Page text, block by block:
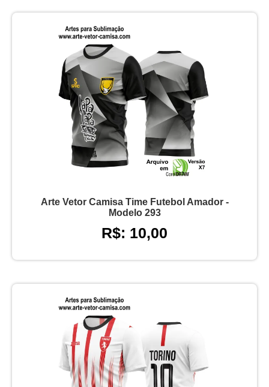
Arte Vetor Camisa Time Futebol Amador -
Modelo 293
R$: 10,00